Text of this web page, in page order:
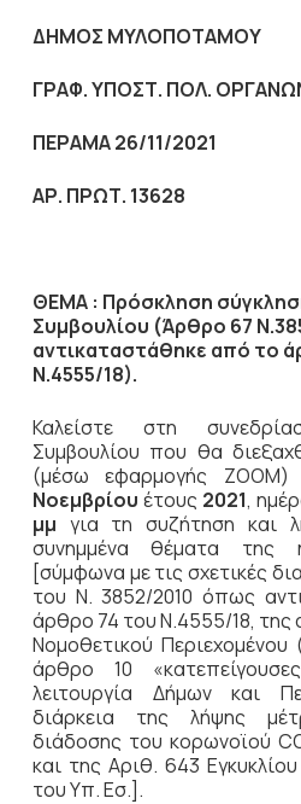
ΔΗΜΟΣ ΜΥΛΟΠΟΤΑΜΟΥ
ΓΡΑΦ. ΥΠΟΣΤ. ΠΟΛ.
ΠΕΡΑΜΑ 26/11/2021
ΑΡ. ΠΡΩΤ. 13628
ΘΕΜΑ : Πρόσκληση
Συμβουλίου (Άρθρο 67
αντικαταστάθηκε από το
Ν.4555/18).
Καλείστε στη
Συμβουλίου που θα
(μέσω εφαρμογής
Νοεμβρίου έτους 2021,
μμ για τη συζήτηση και
συνημμένα θέματα της
[σύμφωνα με τις σχετικές
του Ν. 3852/2010 όπως
άρθρο 74 του Ν.4555/18, της
Νομοθετικού
άρθρο 10
λειτουργία Δήμων και
διάρκεια της λήψης
διάδοσης του κορωνοϊού
και της Αριθ. 643
του Υπ. Εσ.].